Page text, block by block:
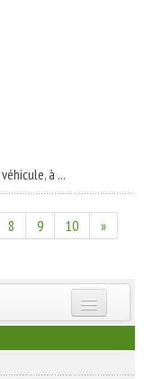
à ...
8 9 10 »